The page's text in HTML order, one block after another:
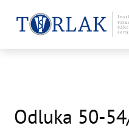
Odluka 50-